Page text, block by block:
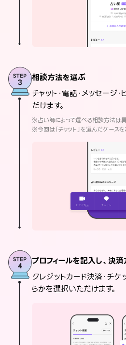
相談方法を選ぶ
チャット・電話・メッセージ
だけます。
※占い師によって選べる相談方法は
※今回は「チャット」を選んだケース
プロフィールを記入し、決
クレジットカード決済・チケ
らかを選択いただけます。